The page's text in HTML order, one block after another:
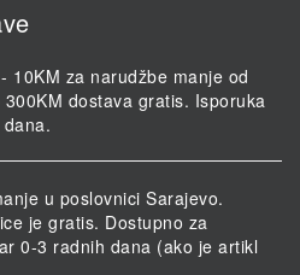
10KM za narudžbe manje od
dostava gratis. Isporuka
u poslovnici Sarajevo.
je gratis. Dostupno za
0-3 radnih dana (ako je artikl